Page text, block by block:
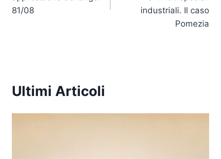
k
81/08
industriali. Il caso
Pomezia
Ultimi Articoli